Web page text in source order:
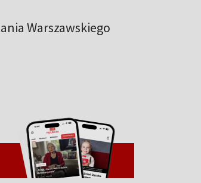
Warszawskiego